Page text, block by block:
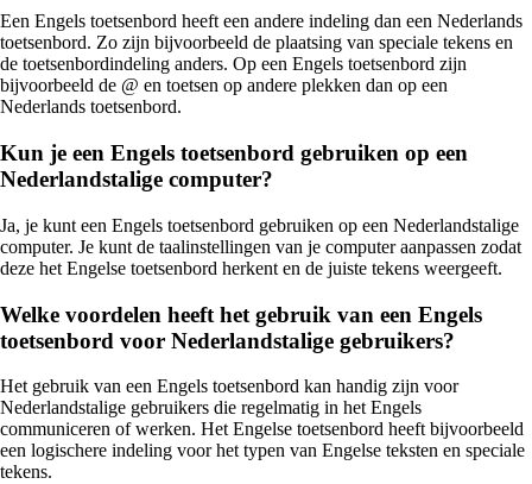
Een Engels toetsenbord heeft een andere indeling dan een Nederlands
toetsenbord. Zo zijn bijvoorbeeld de plaatsing van speciale tekens en
de toetsenbordindeling anders. Op een Engels toetsenbord zijn
bijvoorbeeld de @ en toetsen op andere plekken dan op een
Nederlands toetsenbord.
Kun je een Engels toetsenbord gebruiken op een
Nederlandstalige computer?
Ja, je kunt een Engels toetsenbord gebruiken op een Nederlandstalige
computer. Je kunt de taalinstellingen van je computer aanpassen zodat
deze het Engelse toetsenbord herkent en de juiste tekens weergeeft.
Welke voordelen heeft het gebruik van een Engels
toetsenbord voor Nederlandstalige gebruikers?
Het gebruik van een Engels toetsenbord kan handig zijn voor
Nederlandstalige gebruikers die regelmatig in het Engels
communiceren of werken. Het Engelse toetsenbord heeft bijvoorbeeld
een logischere indeling voor het typen van Engelse teksten en speciale
tekens.